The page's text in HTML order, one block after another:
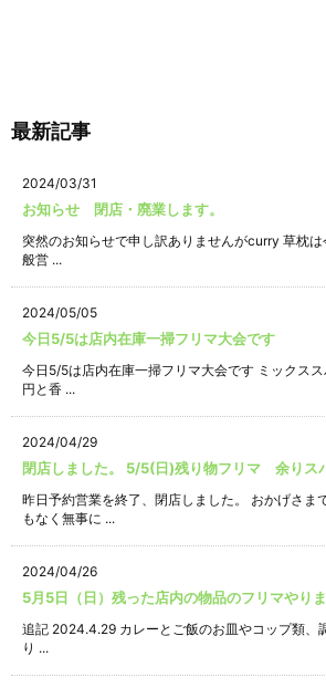
最新記事
2024/03/31
お知らせ 閉店・廃業します。
突然のお知らせで申し訳ありませんがcurry 草枕
般営 ...
2024/05/05
今日5/5は店内在庫一掃フリマ大会です
今日5/5は店内在庫一掃フリマ大会です ミックス
円と香 ...
2024/04/29
閉店しました。 5/5(日)残り物フリマ 余りス
昨日予約営業を終了、閉店しました。 おかげさま
もなく無事に ...
2024/04/26
5月5日（日）残った店内の物品のフリマやり
追記 2024.4.29 カレーとご飯のお皿やコップ類、
り ...